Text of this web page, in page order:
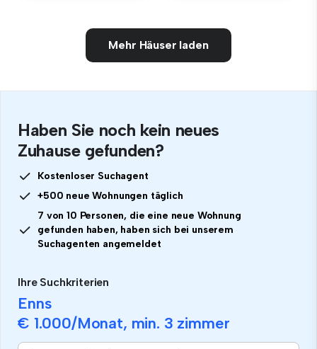
Mehr Häuser laden
Haben Sie noch kein neues
Zuhause gefunden?
Kostenloser Suchagent
+500 neue Wohnungen täglich
7 von 10 Personen, die eine neue Wohnung
gefunden haben, haben sich bei unserem
Suchagenten angemeldet
Ihre Suchkriterien
Enns
€ 1.000/Monat, min. 3 zimmer